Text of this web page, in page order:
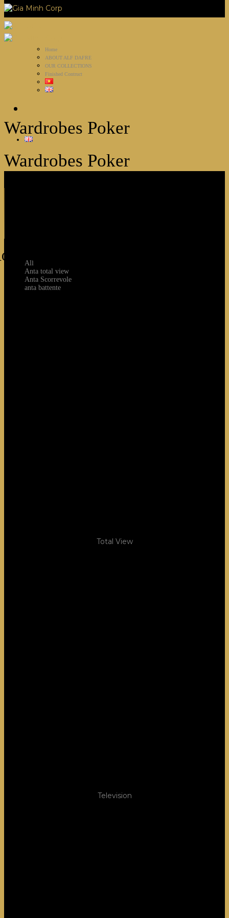
Home
ABOUT ALF DAFRE
OUR COLLECTIONS
Finished Contruct
Wardrobes Poker
Wardrobes Poker
All
Anta total view
Anta Scorrevole
anta battente
Total View
Television